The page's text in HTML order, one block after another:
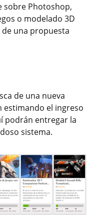
sobre Photoshop,
o modelado 3D
una propuesta
de una nueva
el ingreso
podrán entregar la
sistema.